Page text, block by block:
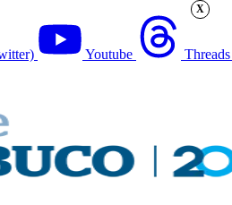
Youtube Threads
X